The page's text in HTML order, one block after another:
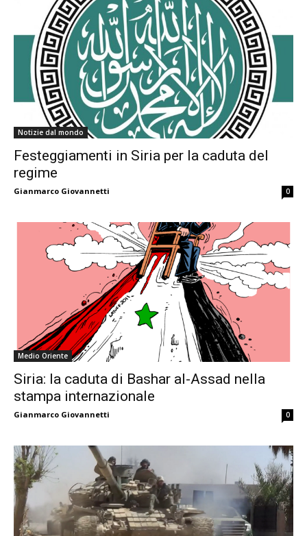
Notizie dal mondo
Festeggiamenti in Siria per la caduta del
regime
Gianmarco Giovannetti 0
Medio Oriente
Siria: la caduta di Bashar al-Assad nella
stampa internazionale
Gianmarco Giovannetti 0